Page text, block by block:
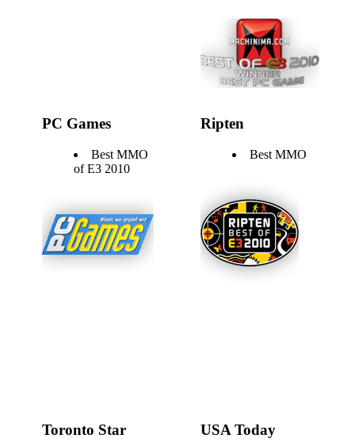
PC Games
Best MMO
of E3 2010
Ripten
Best MMO
Toronto Star USA Today